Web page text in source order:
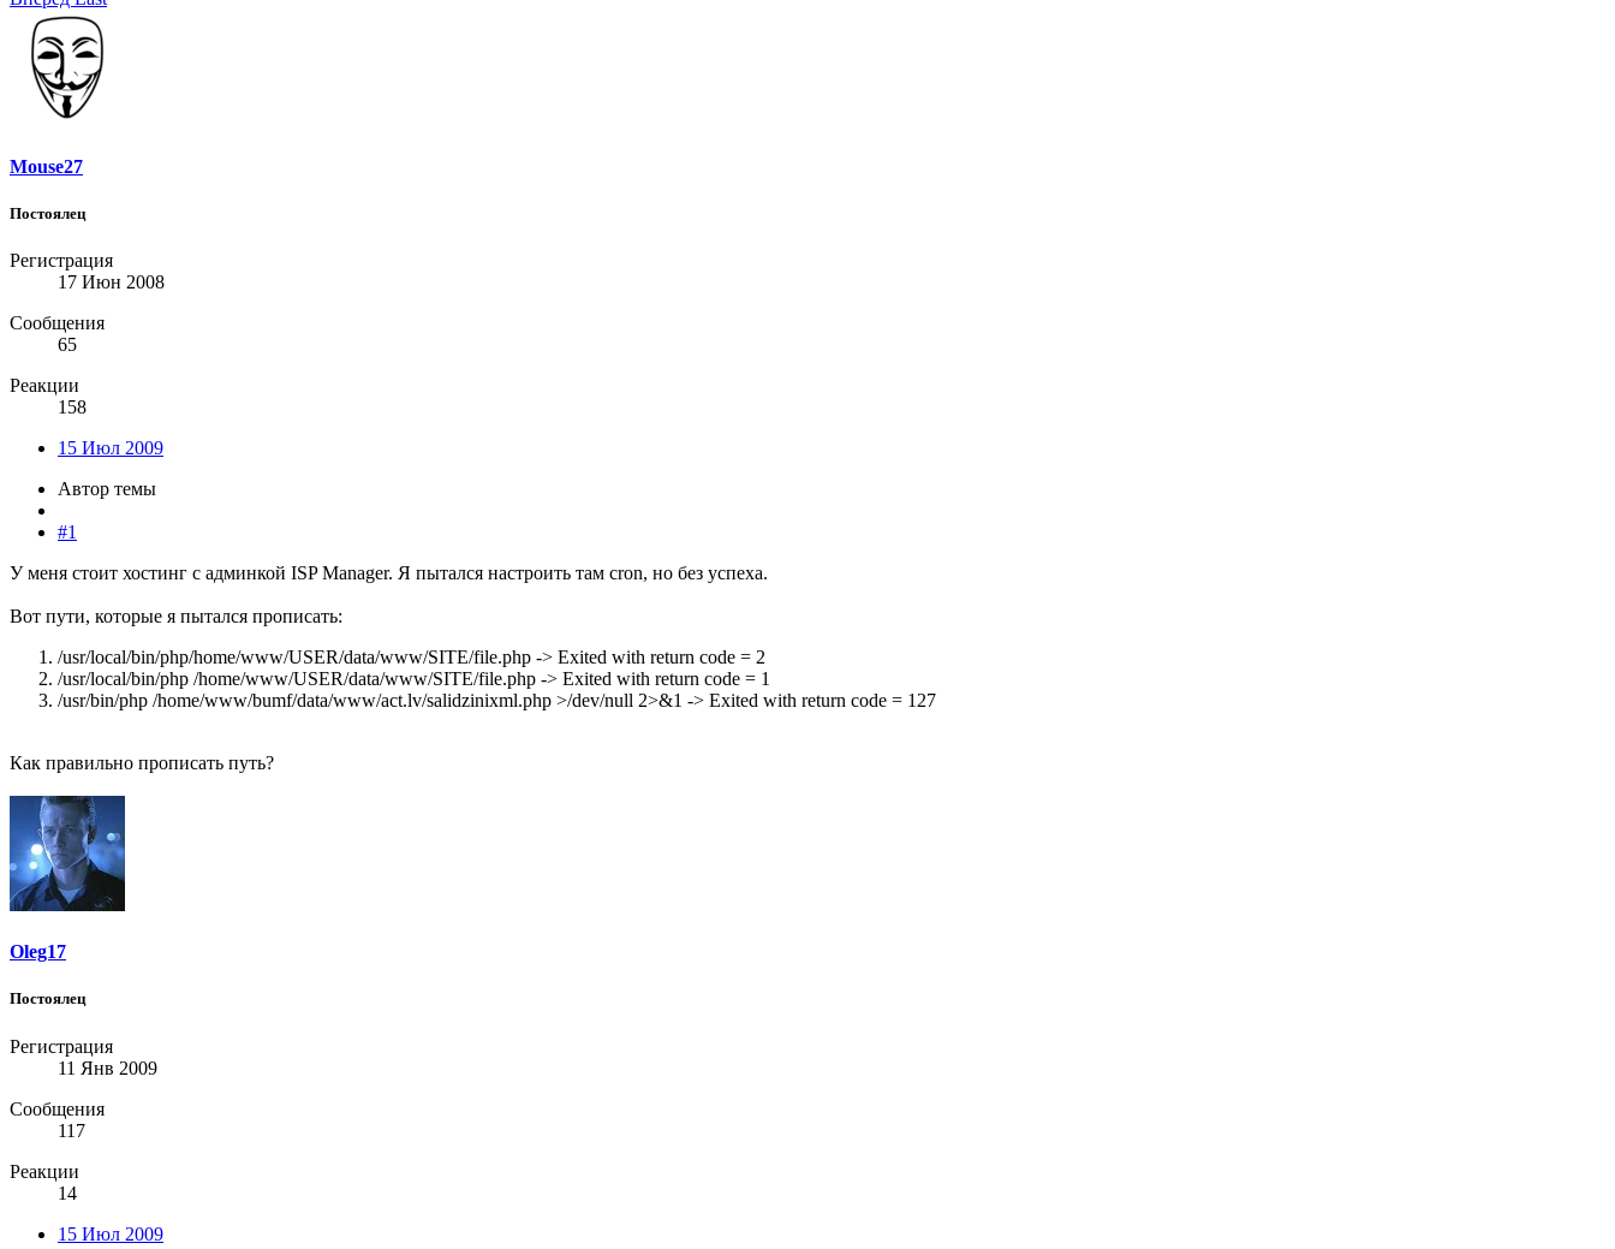
Mouse27
Постоялец
Регистрация
17 Июн 2008
Сообщения
65
Реакции
158
15 Июл 2009
Автор темы
#1
У меня стоит хостинг с админкой ISP Manager. Я пытался настроить там cron, но без успеха.
Вот пути, которые я пытался прописать:
/usr/local/bin/php/home/www/USER/data/www/SITE/file.php -> Exited with return code = 2
/usr/local/bin/php /home/www/USER/data/www/SITE/file.php -> Exited with return code = 1
/usr/bin/php /home/www/bumf/data/www/act.lv/salidzinixml.php >/dev/null 2>&1 -> Exited with return code = 127
Как правильно прописать путь?
Oleg17
Постоялец
Регистрация
11 Янв 2009
Сообщения
117
Реакции
14
15 Июл 2009